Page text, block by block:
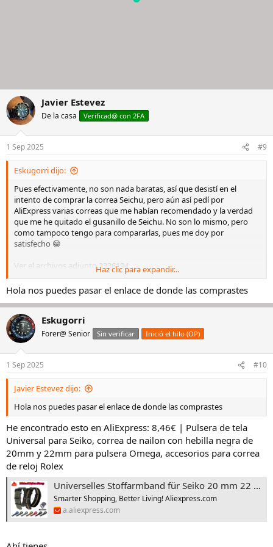
Javier Estevez
De la casa Verificad@ con 2FA
1 Sep 2025 #9
Eskugorri dijo:
Pues efectivamente, no son nada baratas, así que desistí en el
intento de comprar la correa Seichu, pero aún así pedí por
AliExpress varias correas que me habían recomendado y la verdad
que me he quitado el gusanillo de Seichu. No son lo mismo, pero
como tampoco tengo para compararlas, pues me doy por
satisfecho 😁
Ver el archivos adjunto 3336194
Ver el archivos adjunto 3336195
Haz clic para expandir...
Hola nos puedes pasar el enlace de donde las comprastes
Eskugorri
Forer@ Senior Sin verificar Inició el hilo (OP)
1 Sep 2025 #10
Javier Estevez dijo:
Hola nos puedes pasar el enlace de donde las comprastes
He encontrado esto en AliExpress: 8,46€ | Pulsera de tela
Universal para Seiko, correa de nailon con hebilla negra de
20mm y 22mm para pulsera Omega, accesorios para correa
de reloj Rolex
Universelles Stoffarmband für Seiko 20 mm 22 mm mit schwarzer Schnalle, Nylonband für Omega-Armband für Rolex-Uhrenarmband-Zubehör - AliExpress 1511
Smarter Shopping, Better Living! Aliexpress.com
a.aliexpress.com